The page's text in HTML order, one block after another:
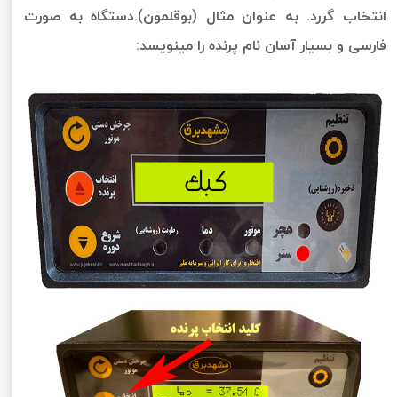
انتخاب گررد. به عنوان مثال (بوقلمون).دستگاه به صورت
فارسی و بسیار آسان نام پرنده را مینویسد: